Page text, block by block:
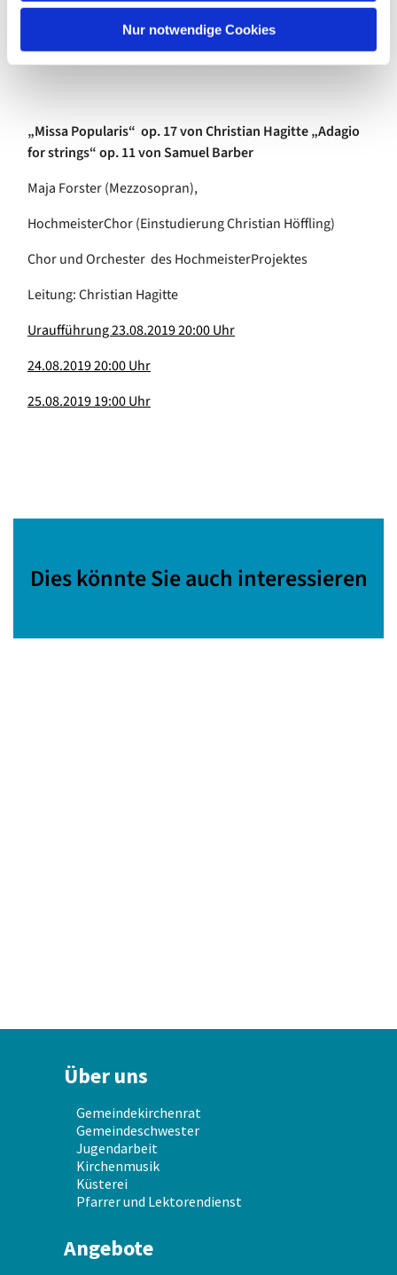
Nur notwendige Cookies
mich sehr stimmig.
Das Interview führte Christin Grohn-Menard
„Missa Popularis“ op. 17 vonChristian Hagitte„Adagio
for strings“op. 11 vonSamuel Barber
Maja Forster (Mezzosopran),
HochmeisterChor (Einstudierung Christian Höffling)
Chor und Orchester des HochmeisterProjektes
Leitung: Christian Hagitte
Uraufführung 23.08.2019 20:00 Uhr
24.08.2019 20:00 Uhr
25.08.2019 19:00 Uhr
Dies könnte Sie auch interessieren
Über uns
Gemeindekirchenrat
Gemeindeschwester
Jugendarbeit
Kirchenmusik
Küsterei
Pfarrer und Lektorendienst
Angebote